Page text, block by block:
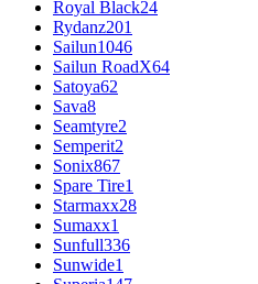
Royal Black24
Rydanz201
Sailun1046
Sailun RoadX64
Satoya62
Sava8
Seamtyre2
Semperit2
Sonix867
Spare Tire1
Starmaxx28
Sumaxx1
Sunfull336
Sunwide1